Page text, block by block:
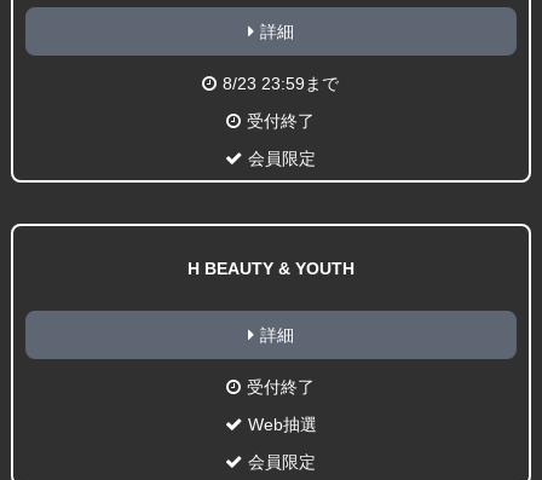
詳細
8/23 23:59まで
受付終了
会員限定
H BEAUTY & YOUTH
詳細
受付終了
Web抽選
会員限定